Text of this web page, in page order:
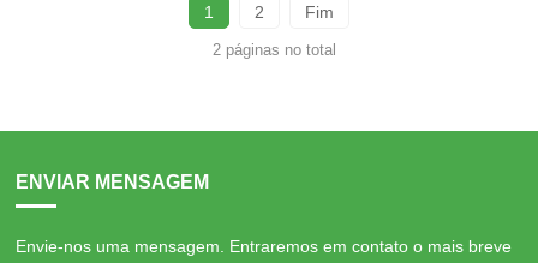
1 2 Fim
2 páginas no total
ENVIAR MENSAGEM
Envie-nos uma mensagem. Entraremos em contato o mais breve